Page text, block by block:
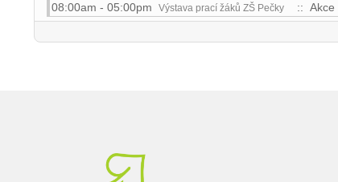
08:00am - 05:00pm Výstava prací žáků ZŠ Pečky :: Akce